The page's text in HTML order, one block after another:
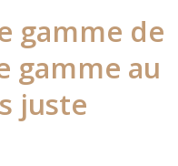
gamme de
gamme au
juste